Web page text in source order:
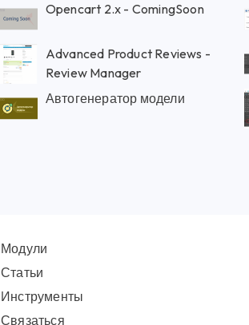
Opencart 2.x - ComingSoon
Advanced Product Reviews -
Review Manager
Автогенератор модели
Модули
Статьи
Инструменты
Связаться